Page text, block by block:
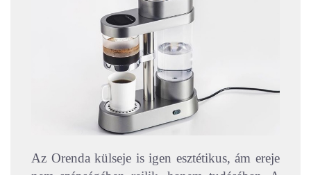
Az Orenda külseje is igen esztétikus, ám ereje